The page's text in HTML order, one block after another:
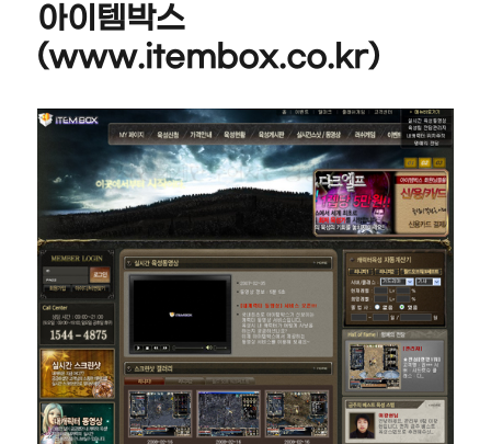
아이템박스
(www.itembox.co.kr)